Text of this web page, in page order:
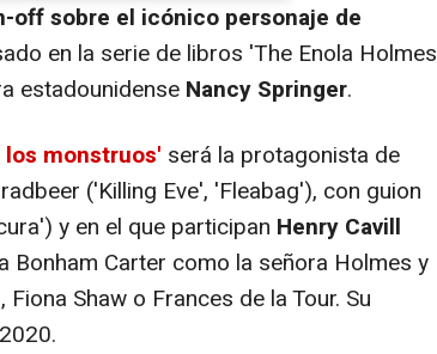
off sobre el icónico personaje de
en la serie de libros 'The Enola Holmes
estadounidense Nancy Springer.
los monstruos' será la protagonista de
('Killing Eve', 'Fleabag'), con guion
y en el que participan Henry Cavill
Bonham Carter como la señora Holmes y
Shaw o Frances de la Tour. Su